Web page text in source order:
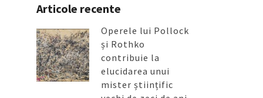
Articole recente
Operele lui Pollock
și Rothko
contribuie la
elucidarea unui
mister științific